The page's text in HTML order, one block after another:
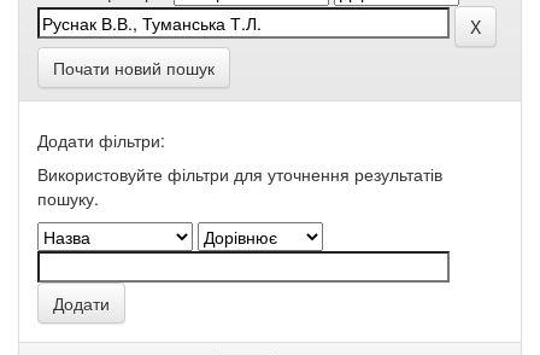
Почати новий пошук
Додати фільтри:
Використовуйте фільтри для уточнення результатів
пошуку.